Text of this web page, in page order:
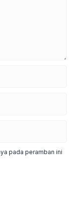
pada peramban ini